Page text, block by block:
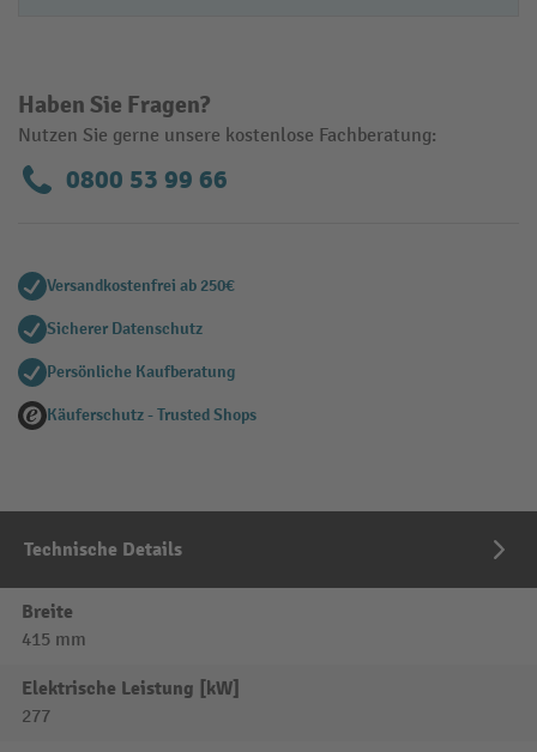
Haben Sie Fragen?
Nutzen Sie gerne unsere kostenlose Fachberatung:
0800 53 99 66
Versandkostenfrei ab 250€
Sicherer Datenschutz
Persönliche Kaufberatung
Käuferschutz - Trusted Shops
Technische Details
Breite
415 mm
Elektrische Leistung [kW]
277